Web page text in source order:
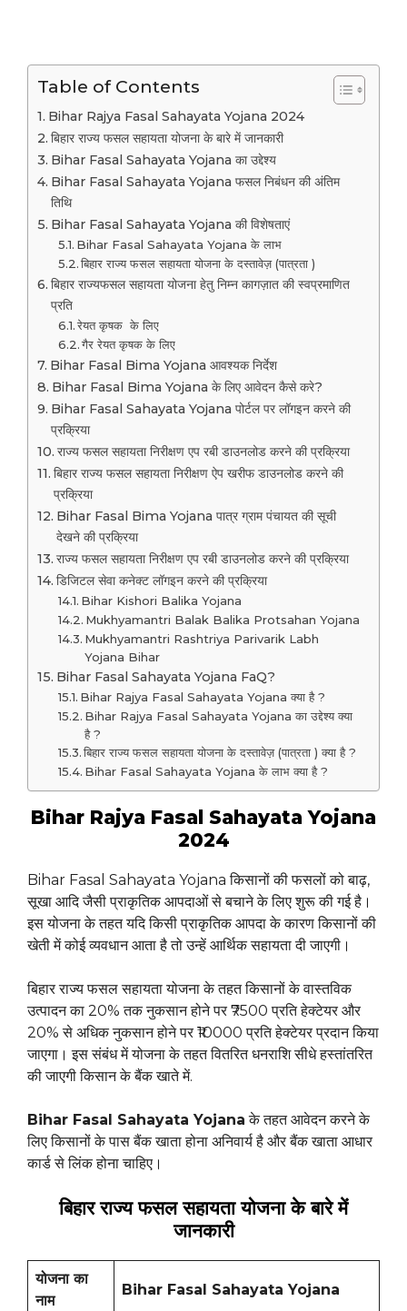
Table of Contents
Bihar Rajya Fasal Sahayata Yojana 2024
बिहार राज्य फसल सहायता योजना के बारे में जानकारी
Bihar Fasal Sahayata Yojana का उद्देश्य
Bihar Fasal Sahayata Yojana फसल निबंधन की अंतिम
तिथि
Bihar Fasal Sahayata Yojana की विशेषताएं
Bihar Fasal Sahayata Yojana के लाभ
बिहार राज्य फसल सहायता योजना के दस्तावेज़ (पात्रता )
बिहार राज्यफसल सहायता योजना हेतु निम्न कागज़ात की स्वप्रमाणित
प्रति
रेयत कृषक के लिए
गैर रेयत कृषक के लिए
Bihar Fasal Bima Yojana आवश्यक निर्देश
Bihar Fasal Bima Yojana के लिए आवेदन कैसे करे?
Bihar Fasal Sahayata Yojana पोर्टल पर लॉगइन करने की
प्रक्रिया
राज्य फसल सहायता निरीक्षण एप रबी डाउनलोड करने की प्रक्रिया
बिहार राज्य फसल सहायता निरीक्षण ऐप खरीफ डाउनलोड करने की
प्रक्रिया
Bihar Fasal Bima Yojana पात्र ग्राम पंचायत की सूची
देखने की प्रक्रिया
राज्य फसल सहायता निरीक्षण एप रबी डाउनलोड करने की प्रक्रिया
डिजिटल सेवा कनेक्ट लॉगइन करने की प्रक्रिया
Bihar Kishori Balika Yojana
Mukhyamantri Balak Balika Protsahan Yojana
Mukhyamantri Rashtriya Parivarik Labh
Yojana Bihar
Bihar Fasal Sahayata Yojana FaQ?
Bihar Rajya Fasal Sahayata Yojana क्या है ?
Bihar Rajya Fasal Sahayata Yojana का उद्देश्य क्या
है ?
बिहार राज्य फसल सहायता योजना के दस्तावेज़ (पात्रता ) क्या है ?
Bihar Fasal Sahayata Yojana के लाभ क्या है ?
Bihar Rajya Fasal Sahayata Yojana
2024
Bihar Fasal Sahayata Yojana किसानों की फसलों को बाढ़,
सूखा आदि जैसी प्राकृतिक आपदाओं से बचाने के लिए शुरू की गई है।
इस योजना के तहत यदि किसी प्राकृतिक आपदा के कारण किसानों की
खेती में कोई व्यवधान आता है तो उन्हें आर्थिक सहायता दी जाएगी।
बिहार राज्य फसल सहायता योजना के तहत किसानों के वास्तविक
उत्पादन का 20% तक नुकसान होने पर ₹7500 प्रति हेक्टेयर और
20% से अधिक नुकसान होने पर ₹10000 प्रति हेक्टेयर प्रदान किया
जाएगा। इस संबंध में योजना के तहत वितरित धनराशि सीधे हस्तांतरित
की जाएगी किसान के बैंक खाते में.
Bihar Fasal Sahayata Yojana के तहत आवेदन करने के
लिए किसानों के पास बैंक खाता होना अनिवार्य है और बैंक खाता आधार
कार्ड से लिंक होना चाहिए।
बिहार राज्य फसल सहायता योजना के बारे में
जानकारी
योजना का
नाम
Bihar Fasal Sahayata Yojana